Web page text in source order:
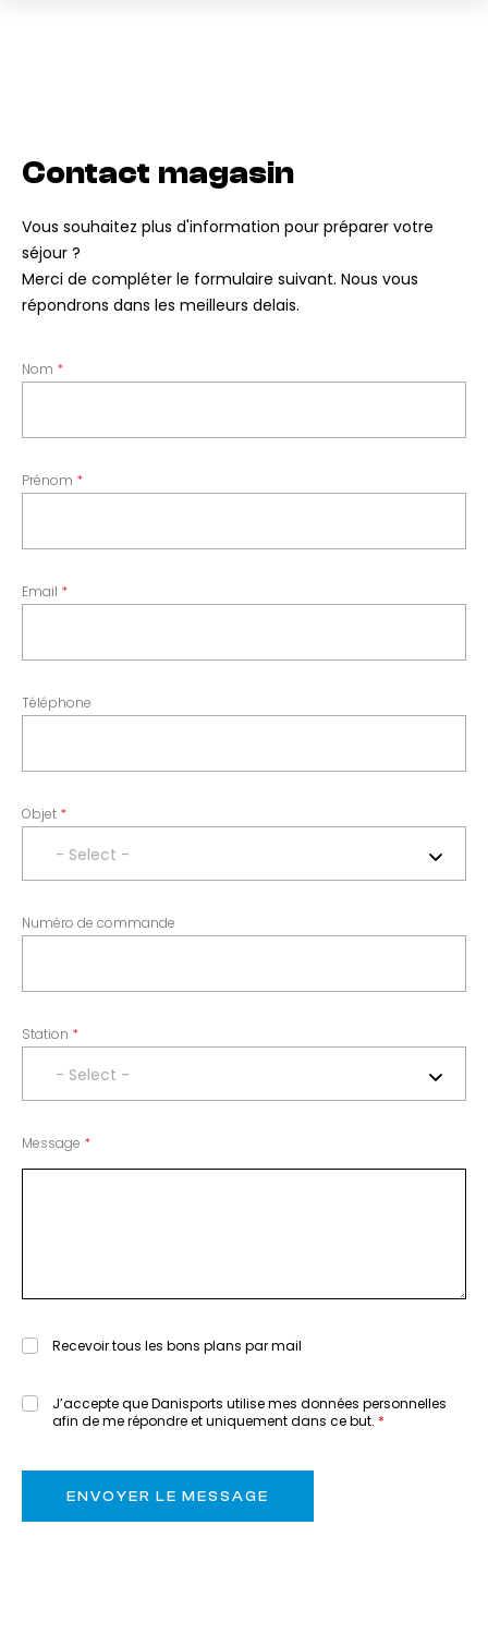
Contact magasin
Vous souhaitez plus d'information pour préparer votre
séjour ?
Merci de compléter le formulaire suivant. Nous vous
répondrons dans les meilleurs delais.
Nom
Prénom
Email
Téléphone
Objet
- Select -
Numéro de commande
Station
- Select -
Message
Recevoir tous les bons plans par mail
J’accepte que Danisports utilise mes données personnelles
afin de me répondre et uniquement dans ce but.